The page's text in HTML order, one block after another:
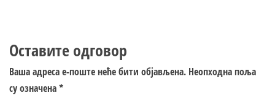
Оставите одговор
Ваша адреса е-поште неће бити објављена. Неопходна поља
су означена*